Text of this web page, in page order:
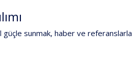
güçle sunmak, haber ve referanslarla